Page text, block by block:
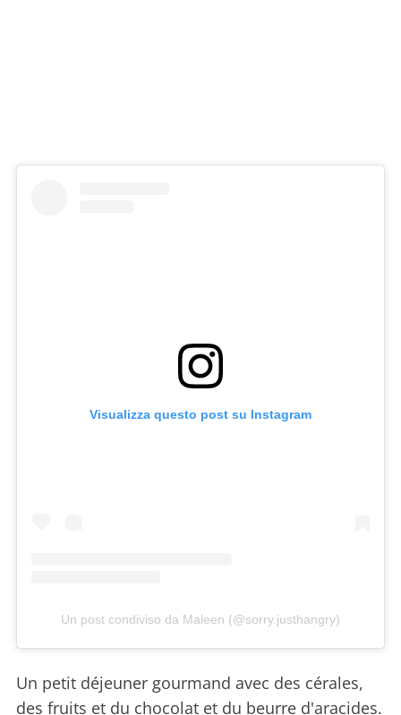
Visualizza questo post su Instagram
Un post condiviso da Maleen (@sorry.justhangry)
Un petit déjeuner gourmand avec des cérales,
des fruits et du chocolat et du beurre d'aracides.